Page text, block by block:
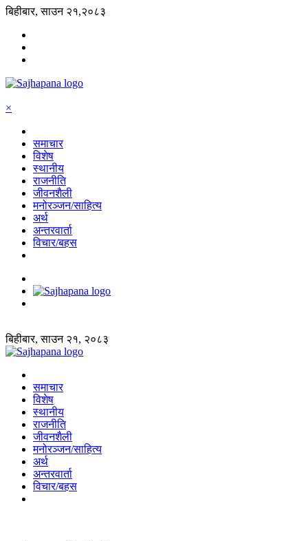
बिहीबार, साउन २१,२०८३
×
समाचार
विशेष
स्थानीय
राजनीति
जीवनशैली
मनोरञ्जन/साहित्य
अर्थ
अन्तरवार्ता
विचार/बहस
बिहीबार, साउन २१, २०८३
समाचार
विशेष
स्थानीय
राजनीति
जीवनशैली
मनोरञ्जन/साहित्य
अर्थ
अन्तरवार्ता
विचार/बहस